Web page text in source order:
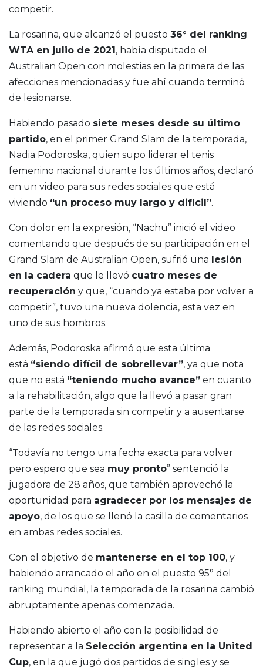
competir.
La rosarina, que alcanzó el puesto 36° del ranking
WTA en julio de 2021 , había disputado el
Australian Open con molestias en la primera de las
afecciones mencionadas y fue ahí cuando terminó
de lesionarse.
Habiendo pasado siete meses desde su último
partido, en el primer Grand Slam de la temporada,
Nadia Podoroska, quien supo liderar el tenis
femenino nacional durante los últimos años, declaró
en un video para sus redes sociales que está
viviendo “un proceso muy largo y difícil”.
Con dolor en la expresión, “Nachu” inició el video
comentando que después de su participación en el
Grand Slam de Australian Open, sufrió una lesión
en la cadera que le llevó cuatro meses de
recuperación y que, “cuando ya estaba por volver a
competir”, tuvo una nueva dolencia, esta vez en
uno de sus hombros.
Además, Podoroska afirmó que esta última
está “siendo difícil de sobrellevar”, ya que nota
que no está “teniendo mucho avance” en cuanto
a la rehabilitación, algo que la llevó a pasar gran
parte de la temporada sin competir y a ausentarse
de las redes sociales.
“Todavía no tengo una fecha exacta para volver
pero espero que sea muy pronto” sentenció la
jugadora de 28 años, que también aprovechó la
oportunidad para agradecer por los mensajes de
apoyo, de los que se llenó la casilla de comentarios
en ambas redes sociales.
Con el objetivo de mantenerse en el top 100, y
habiendo arrancado el año en el puesto 95° del
ranking mundial, la temporada de la rosarina cambió
abruptamente apenas comenzada.
Habiendo abierto el año con la posibilidad de
representar a la Selección argentina en la United
Cup, en la que jugó dos partidos de singles y se